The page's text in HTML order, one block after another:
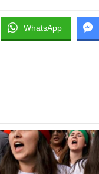
WhatsApp